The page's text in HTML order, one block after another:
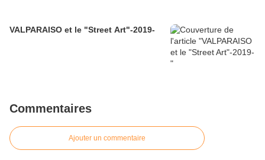
VALPARAISO et le "Street Art"-2019-
Commentaires
Ajouter un commentaire